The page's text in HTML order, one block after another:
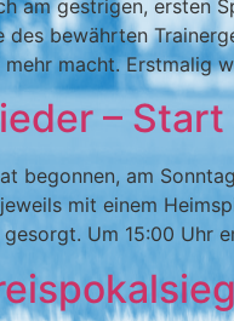
am gestrigen, ersten
des bewährten
macht. Erstmalig
–
begonnen, am
mit einem
Um 15:00 Uhr